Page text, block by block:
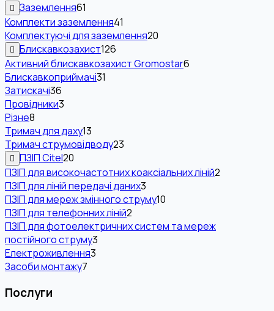
Заземлення61
Комплекти заземлення41
Комплектуючі для заземлення20
Блискавкозахист126
Активний блискавкозахист Gromostar6
Блискавкоприймачі31
Затискачі36
Провідники3
Різне8
Тримач для даху13
Тримач струмовідводу23
ПЗІП Citel20
ПЗІП для високочастотних коаксіальних ліній2
ПЗІП для ліній передачі даних3
ПЗІП для мереж змінного струму10
ПЗІП для телефонних ліній2
ПЗІП для фотоелектричних систем та мереж
постійного струму3
Електроживлення3
Засоби монтажу7
Послуги